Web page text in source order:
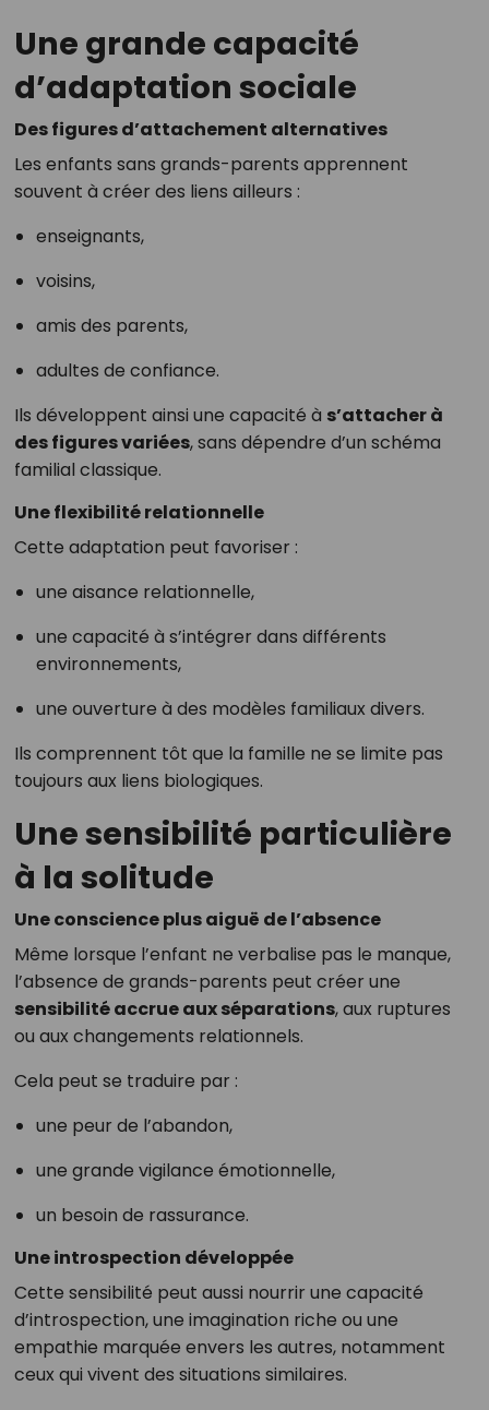
Une grande capacité
d’adaptation sociale
Des figures d’attachement alternatives
Les enfants sans grands-parents apprennent
souvent à créer des liens ailleurs :
enseignants,
voisins,
amis des parents,
adultes de confiance.
Ils développent ainsi une capacité à s’attacher à
des figures variées, sans dépendre d’un schéma
familial classique.
Une flexibilité relationnelle
Cette adaptation peut favoriser :
une aisance relationnelle,
une capacité à s’intégrer dans différents
environnements,
une ouverture à des modèles familiaux divers.
Ils comprennent tôt que la famille ne se limite pas
toujours aux liens biologiques.
Une sensibilité particulière
à la solitude
Une conscience plus aiguë de l’absence
Même lorsque l’enfant ne verbalise pas le manque,
l’absence de grands-parents peut créer une
sensibilité accrue aux séparations, aux ruptures
ou aux changements relationnels.
Cela peut se traduire par :
une peur de l’abandon,
une grande vigilance émotionnelle,
un besoin de rassurance.
Une introspection développée
Cette sensibilité peut aussi nourrir une capacité
d’introspection, une imagination riche ou une
empathie marquée envers les autres, notamment
ceux qui vivent des situations similaires.